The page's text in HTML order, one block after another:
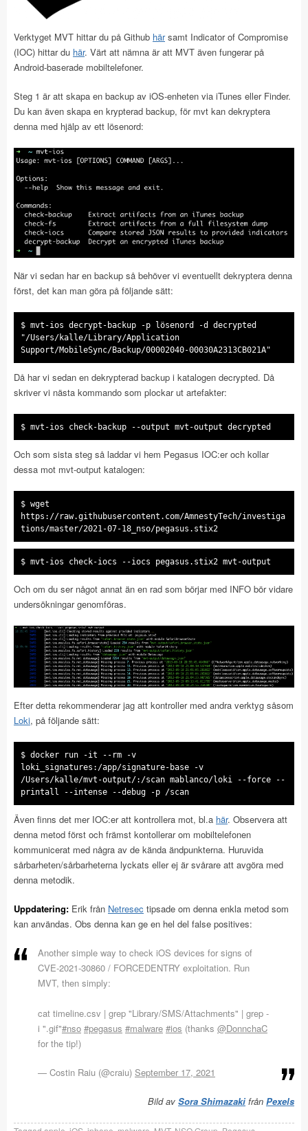
Verktyget MVT hittar du på Github härsamt Indicator of Compromise
(IOC) hittar du här. Värt att nämna är att MVT även fungerar på
Android-baserade mobiltelefoner.
Steg 1 är att skapa en backup av iOS-enheten via iTunes eller Finder.
Du kan även skapa en krypterad backup, för mvt kan dekryptera
denna med hjälp av ett lösenord:
När vi sedan har en backup så behöver vi eventuellt dekryptera denna
först, det kan man göra på följande sätt:
$ mvt-ios decrypt-backup -p lösenord -d decrypted
"/Users/kalle/Library/Application
Support/MobileSync/Backup/00002040-00030A2313CB021A"
Då har vi sedan en dekrypterad backup i katalogen decrypted. Då
skriver vi nästa kommando som plockar ut artefakter:
$ mvt-ios check-backup --output mvt-output decrypted
Och som sista steg så laddar vi hem Pegasus IOC:er och kollar
dessa mot mvt-output katalogen:
$ wget
https://raw.githubusercontent.com/AmnestyTech/investiga
tions/master/2021-07-18_nso/pegasus.stix2
$ mvt-ios check-iocs --iocs pegasus.stix2 mvt-output
Och om du ser något annat än en rad som börjar med INFO bör vidare
undersökningar genomföras.
Efter detta rekommenderar jag att kontroller med andra verktyg såsom
Loki, på följande sätt:
$ docker run -it --rm -v
loki_signatures:/app/signature-base -v
/Users/kalle/mvt-output/:/scan mablanco/loki --force --
printall --intense --debug -p /scan
Även finns det mer IOC:er att kontrollera mot, bl.a här. Observera att
denna metod först och främst kontollerar om mobiltelefonen
kommunicerat med några av de kända ändpunkterna. Huruvida
sårbarheten/sårbarheterna lyckats eller ej är svårare att avgöra med
denna metodik.
Uppdatering: Erik från Netresec tipsade om denna enkla metod som
kan användas. Obs denna kan ge en hel del false positives:
Another simple way to check iOS devices for signs of
CVE-2021-30860 / FORCEDENTRY exploitation. Run
MVT, then simply:
cat timeline.csv | grep "Library/SMS/Attachments" | grep -
i ".gif"#nso #pegasus #malware #ios (thanks @DonnchaC
for the tip!)
— Costin Raiu (@craiu) September 17, 2021
Bild av Sora Shimazaki från Pexels